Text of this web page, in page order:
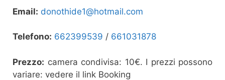
Email: donothide1@hotmail.com
Telefono: 662399539 / 661031878
Prezzo: camera condivisa: 10€. I prezzi possono
variare: vedere il link Booking